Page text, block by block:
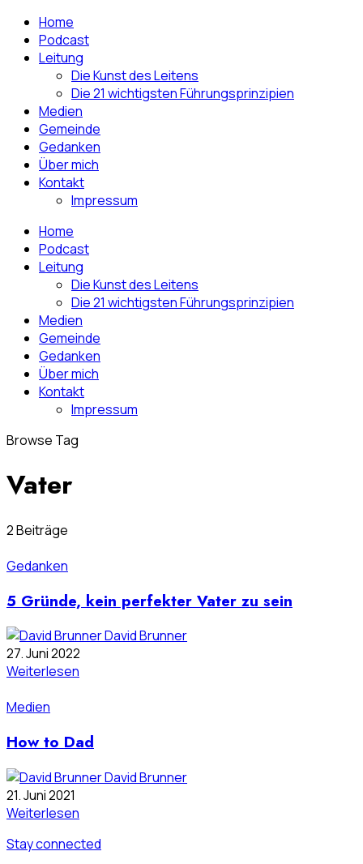
Home
Podcast
Leitung
Die Kunst des Leitens
Die 21 wichtigsten Führungsprinzipien
Medien
Gemeinde
Gedanken
Über mich
Kontakt
Impressum
Home
Podcast
Leitung
Die Kunst des Leitens
Die 21 wichtigsten Führungsprinzipien
Medien
Gemeinde
Gedanken
Über mich
Kontakt
Impressum
Browse Tag
Vater
2 Beiträge
Gedanken
5 Gründe, kein perfekter Vater zu sein
David Brunner
27. Juni 2022
Weiterlesen
Medien
How to Dad
David Brunner
21. Juni 2021
Weiterlesen
Stay connected